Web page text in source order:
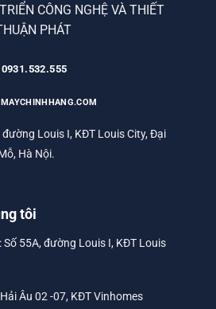
CÔNG NGHỆ VÀ THIẾT
PHÁT
0931.532.555
đường Louis I, KĐT Louis City, Đại
Hà Nội.
tôi
: Số 55A, đường Louis I, KĐT Louis
Hải Âu 02 -07, KĐT Vinhomes